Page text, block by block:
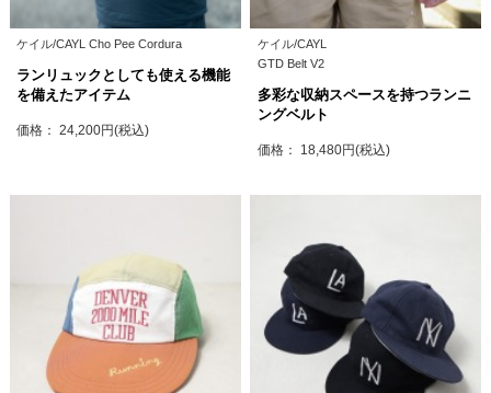
ケイル/CAYL Cho Pee Cordura
ランリュックとしても使える機能
を備えたアイテム
価格： 24,200円(税込)
ケイル/CAYL
GTD Belt V2
多彩な収納スペースを持つランニ
ングベルト
価格： 18,480円(税込)